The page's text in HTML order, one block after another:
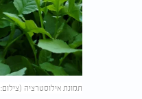
תמונת אילוסטרציה (צילום: tawanroong/shutterstock)